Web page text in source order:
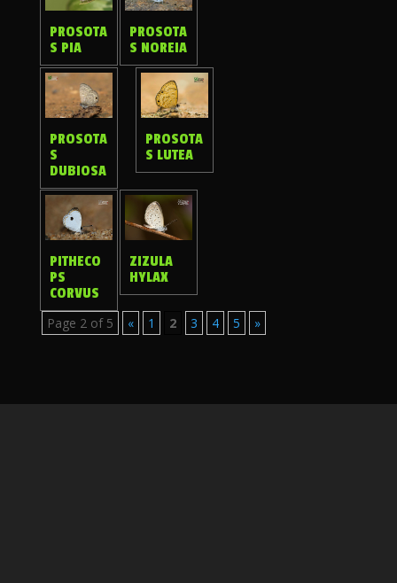
PROSOTA
S PIA
PROSOTA
S NOREIA
PROSOTA
S
DUBIOSA
PROSOTA
S LUTEA
PITHECO
PS
CORVUS
ZIZULA
HYLAX
Page 2 of 5 « 1 2 3 4 5 »